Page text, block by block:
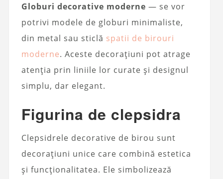
Globuri decorative moderne — se vor
potrivi modele de globuri minimaliste,
din metal sau sticlă spatii de birouri
moderne. Aceste decorațiuni pot atrage
atenția prin liniile lor curate și designul
simplu, dar elegant.
Figurina de clepsidra
Clepsidrele decorative de birou sunt
decorațiuni unice care combină estetica
și funcționalitatea. Ele simbolizează